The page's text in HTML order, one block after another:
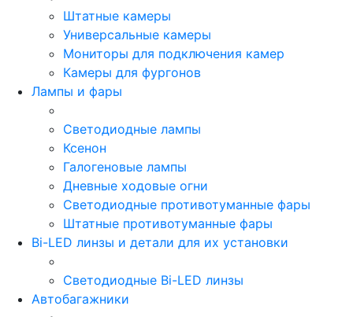
Штатные камеры
Универсальные камеры
Мониторы для подключения камер
Камеры для фургонов
Лампы и фары
Светодиодные лампы
Ксенон
Галогеновые лампы
Дневные ходовые огни
Светодиодные противотуманные фары
Штатные противотуманные фары
Bi-LED линзы и детали для их установки
Светодиодные Bi-LED линзы
Автобагажники